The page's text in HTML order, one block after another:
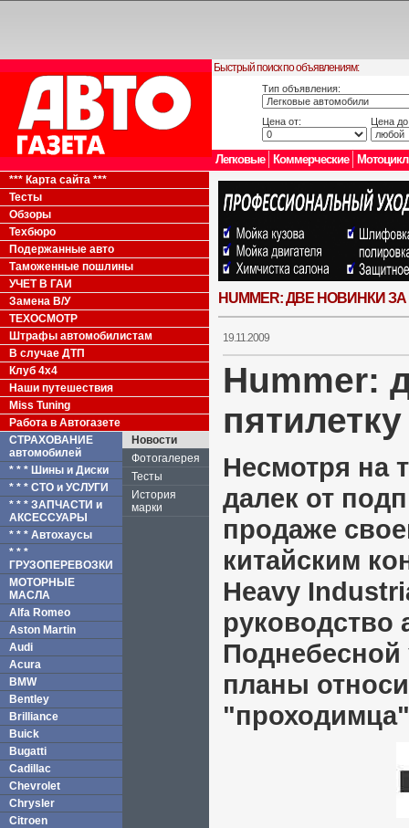
Быстрый поиск по объявлениям:
Тип объявления:
Цена от: Цена
Легковые Коммерческие
*** Карта сайта ***
Тесты
Обзоры
Техбюро
Подержанные авто
Таможенные пошлины
УЧЕТ В ГАИ
Замена В/У
ТЕХОСМОТР
Штрафы автомобилистам
В случае ДТП
Клуб 4x4
Наши путешествия
Miss Tuning
Работа в Автогазете
СТРАХОВАНИЕ
автомобилей
* * * Шины и Диски
* * * СТО и УСЛУГИ
* * * ЗАПЧАСТИ и
АКСЕССУАРЫ
* * * Автохаусы
* * *
ГРУЗОПЕРЕВОЗКИ
МОТОРНЫЕ
МАСЛА
Alfa Romeo
Aston Martin
Audi
Acura
BMW
Bentley
Brilliance
Buick
Bugatti
Cadillac
Chevrolet
Chrysler
Citroen
Новости
Фотогалерея
Тесты
История
марки
HUMMER: ДВЕ НОВИНКИ
19.11.2009
Hummer:
пятилетку
Несмотря на
далек от
продаже
китайским
Heavy
руководство
Поднебесной
планы